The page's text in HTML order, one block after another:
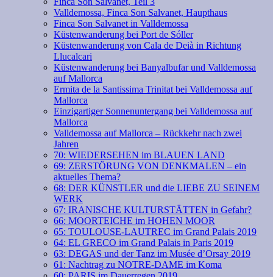
Valldemossa, Finca Son Salvanet, Haupthaus
Finca Son Salvanet in Valldemossa
Küstenwanderung bei Port de Sóller
Küstenwanderung von Cala de Deià in Richtung
Llucalcari
Küstenwanderung bei Banyalbufar und Valldemossa
auf Mallorca
Ermita de la Santissima Trinitat bei Valldemossa auf
Mallorca
Einzigartiger Sonnenuntergang bei Valldemossa auf
Mallorca
Valldemossa auf Mallorca – Rückkehr nach zwei
Jahren
70: WIEDERSEHEN im BLAUEN LAND
69: ZERSTÖRUNG VON DENKMALEN – ein
aktuelles Thema?
68: DER KÜNSTLER und die LIEBE ZU SEINEM
WERK
67: IRANISCHE KULTURSTÄTTEN in Gefahr?
66: MOORTEICHE im HOHEN MOOR
65: TOULOUSE-LAUTREC im Grand Palais 2019
64: EL GRECO im Grand Palais in Paris 2019
63: DEGAS und der Tanz im Musée d’Orsay 2019
61: Nachtrag zu NOTRE-DAME im Koma